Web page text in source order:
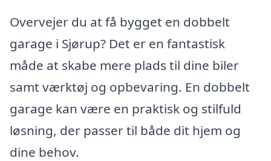
Overvejer du at få bygget en dobbelt
garage i Sjørup? Det er en fantastisk
måde at skabe mere plads til dine biler
samt værktøj og opbevaring. En dobbelt
garage kan være en praktisk og stilfuld
løsning, der passer til både dit hjem og
dine behov.